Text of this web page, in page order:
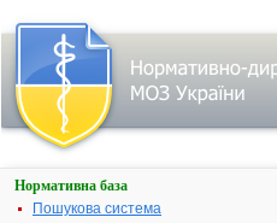
Нормативна база
Пошукова система